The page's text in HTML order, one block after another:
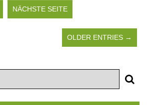
NÄCHSTE SEITE
OLDER ENTRIES →